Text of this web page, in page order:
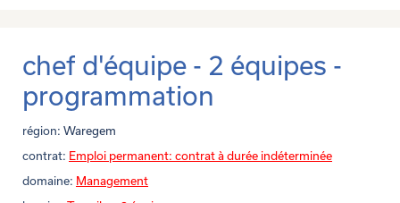
chef d'équipe - 2 équipes -
programmation
région: Waregem
contrat: Emploi permanent: contrat à durée indéterminée
domaine: Management